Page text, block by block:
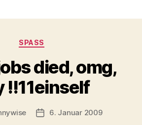
Kategorien
SPASS
died, omg,
!!11einself
Veröffentlichungsdatum
6. Januar 2009